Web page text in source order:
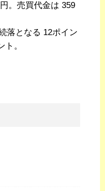
。売買代金は 359
落となる 12ポイン
ト。